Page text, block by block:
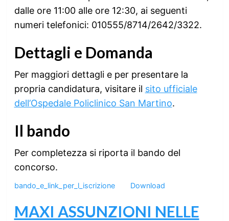
dalle ore 11:00 alle ore 12:30, ai seguenti
numeri telefonici: 010555/8714/2642/3322.
Dettagli e Domanda
Per maggiori dettagli e per presentare la
propria candidatura, visitare il sito ufficiale
dell’Ospedale Policlinico San Martino.
Il bando
Per completezza si riporta il bando del
concorso.
bando_e_link_per_l_iscrizione Download
MAXI ASSUNZIONI NELLE